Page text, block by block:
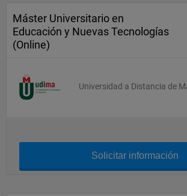
Máster Universitario en
Educación y Nuevas Tecnologías
(Online)
Universidad a Distancia de
Solicitar información